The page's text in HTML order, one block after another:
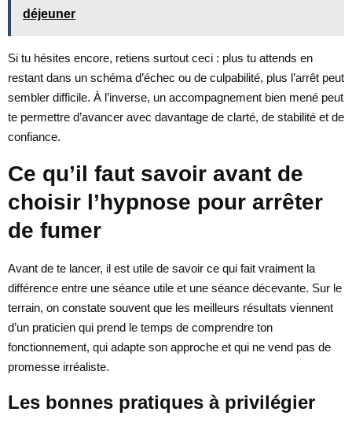
déjeuner
Si tu hésites encore, retiens surtout ceci : plus tu attends en
restant dans un schéma d’échec ou de culpabilité, plus l’arrêt peut
sembler difficile. À l’inverse, un accompagnement bien mené peut
te permettre d’avancer avec davantage de clarté, de stabilité et de
confiance.
Ce qu’il faut savoir avant de
choisir l’hypnose pour arrêter
de fumer
Avant de te lancer, il est utile de savoir ce qui fait vraiment la
différence entre une séance utile et une séance décevante. Sur le
terrain, on constate souvent que les meilleurs résultats viennent
d’un praticien qui prend le temps de comprendre ton
fonctionnement, qui adapte son approche et qui ne vend pas de
promesse irréaliste.
Les bonnes pratiques à privilégier